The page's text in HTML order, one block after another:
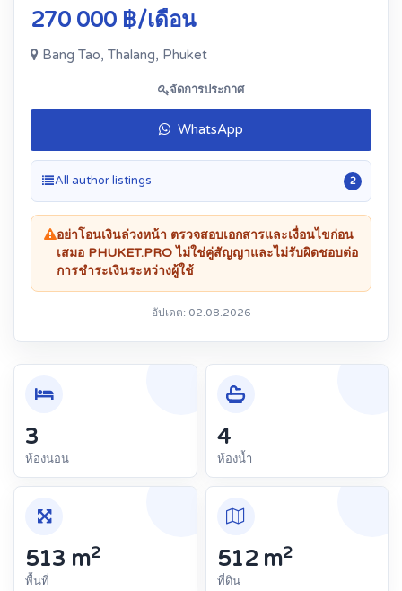
270 000 ฿/เดือน
Bang Tao, Thalang, Phuket
จัดการประกาศ
WhatsApp
All author listings 2
อย่าโอนเงินล่วงหน้า ตรวจสอบเอกสารและเงื่อนไขก่อน
เสมอ PHUKET.PRO ไม่ใช่คู่สัญญาและไม่รับผิดชอบต่อ
การชำระเงินระหว่างผู้ใช้
อัปเดต: 02.08.2026
3
ห้องนอน
4
ห้องน้ำ
513 m2
พื้นที่
512 m2
ที่ดิน